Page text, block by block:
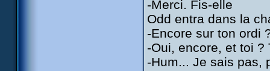
-Merci. Fis-elle
Odd entra dans la
-Encore sur ton ordi
-Oui, encore, et toi
-Hum... Je sais pas,